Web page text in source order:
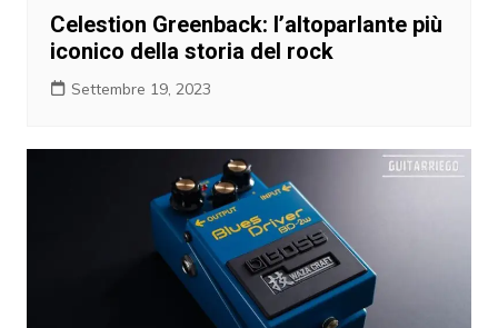
Celestion Greenback: l’altoparlante più
iconico della storia del rock
Settembre 19, 2023